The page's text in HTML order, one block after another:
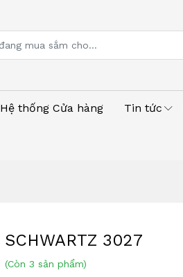
Hệ thống Cửa hàng Tin tức
SCHWARTZ 3027
(Còn 3 sản phẩm)